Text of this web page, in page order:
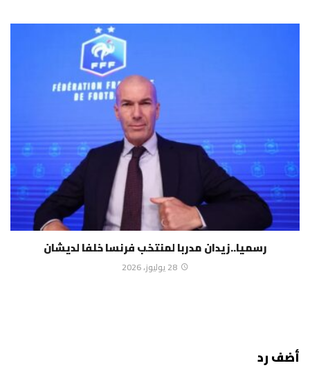
رسميا..زيدان مدربا لمنتخب فرنسا خلفا لديشان
28 يوليوز، 2026
أضف رد